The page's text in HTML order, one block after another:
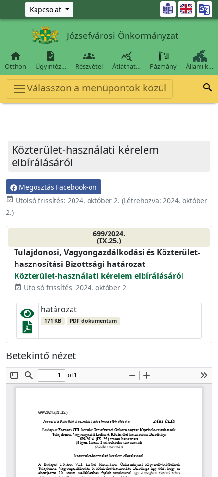
Ugrás a fő tartalomra
Kapcsolat 
Józsefvárosi Önkormányzat

Otthon

Ügyintéz…

Részvétel

Átláthat… Pázmány Állami k…
Válasszon a menüpontok közül 
Közterület-használati kérelem
elbírálásáról
Megosztás Facebook-on
event_available Utolsó frissítés: 2024. október 2. (Létrehozva: 2024. október
2.)
699/2024.
(IX.25.)
Tulajdonosi, Vagyongazdálkodási és Közterület-
hasznosítási Bizottsági határozat
Közterület-használati kérelem elbírálásáról
event_available Utolsó frissítés: 2024. október 2.
határozat
171 KB PDF dokumentum
Betekintő nézet